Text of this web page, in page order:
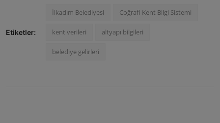
Etiketler:
İlkadım Belediyesi Coğrafi Kent Bilgi Sistemi
kent verileri altyapı bilgileri
belediye gelirleri